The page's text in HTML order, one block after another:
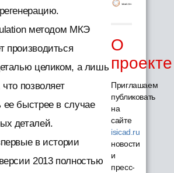
методом МКЭ
производиться
целиком, а лишь
позволяет
ее быстрее в случае
деталей.
в истории
2013 полностью
О
проекте
Приглашаем
публиковать
на
сайте
isicad.ru
новости
и
пресс-